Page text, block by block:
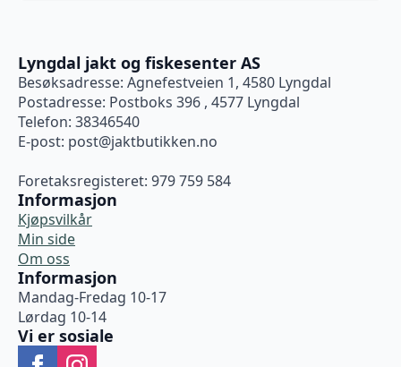
Lyngdal jakt og fiskesenter AS
Besøksadresse: Agnefestveien 1, 4580 Lyngdal
Postadresse: Postboks 396 , 4577 Lyngdal
Telefon: 38346540
E-post: post@jaktbutikken.no
Foretaksregisteret: 979 759 584
Informasjon
Kjøpsvilkår
Min side
Om oss
Informasjon
Mandag-Fredag 10-17
Lørdag 10-14
Vi er sosiale